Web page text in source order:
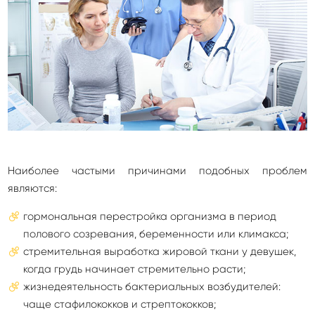
Наиболее частыми причинами подобных проблем
являются:
гормональная перестройка организма в период
полового созревания, беременности или климакса;
стремительная выработка жировой ткани у девушек,
когда грудь начинает стремительно расти;
жизнедеятельность бактериальных возбудителей:
чаще стафилококков и стрептококков;